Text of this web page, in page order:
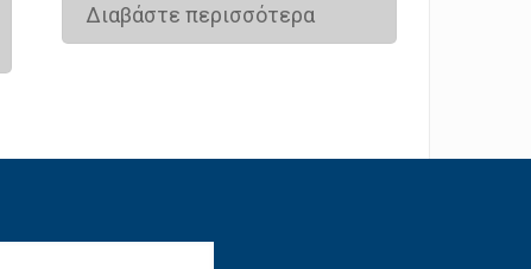
Διαβάστε περισσότερα